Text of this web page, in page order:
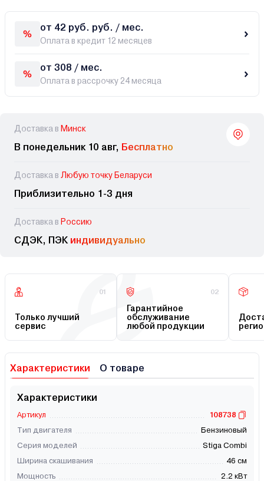
от 42 руб. руб. / мес.
Оплата в кредит 12 месяцев
от 308 / мес.
Оплата в рассрочку 24 месяца
Доставка в Минск
В понедельник 10 авг, Бесплатно
Доставка в Любую точку Беларуси
Приблизительно 1-3 дня
Доставка в Россию
СДЭК, ПЭК индивидуально
01
Только лучший
сервис
02
Гарантийное
обслуживание
любой продукции
Характеристики О товаре
Характеристики
Артикул
108738
Тип двигателя
Бензиновый
Серия моделей
Stiga Combi
Ширина скашивания
46 см
Мощность
2.2 кВт